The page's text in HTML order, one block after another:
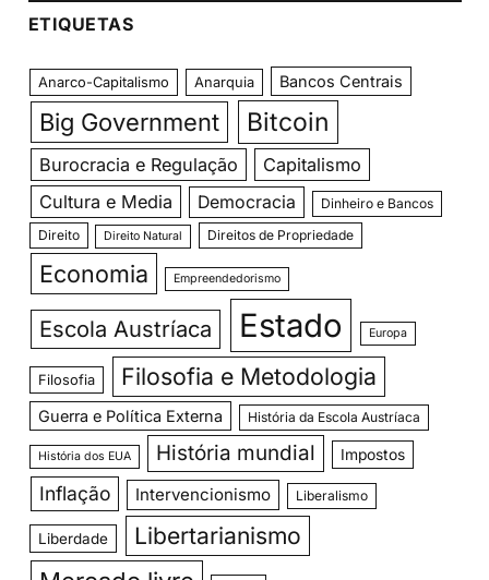
ETIQUETAS
Anarco-Capitalismo Anarquia Bancos Centrais
Big Government Bitcoin
Burocracia e Regulação
Capitalismo
Cultura e Media
Democracia
Dinheiro e Bancos
Direito
Direito Natural Direitos de Propriedade
Economia Empreendedorismo
Escola Austríaca Estado Europa
Filosofia Filosofia e Metodologia
Guerra e Política Externa História da Escola Austríaca
História dos EUA História mundial Impostos
Inflação Intervencionismo Liberalismo
Liberdade Libertarianismo